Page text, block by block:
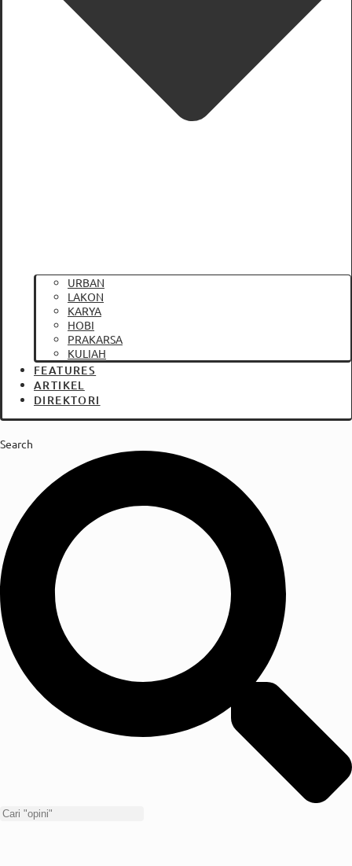
URBAN
LAKON
KARYA
HOBI
PRAKARSA
KULIAH
FEATURES
ARTIKEL
DIREKTORI
Search